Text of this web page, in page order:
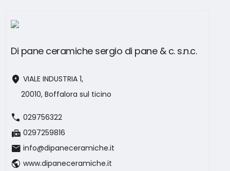
Di pane ceramiche sergio di pane & c. s.n.c.
location_on VIALE INDUSTRIA 1,
20010, Boffalora sul ticino
call 029756322
fax 0297259816
mail info@dipaneceramiche.it
public www.dipaneceramiche.it